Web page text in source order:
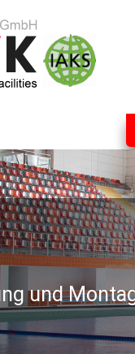
und